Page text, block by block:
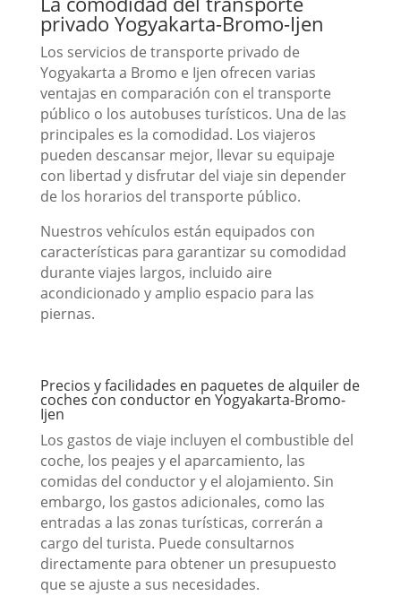
privado Yogyakarta-Bromo-Ijen
Los servicios de transporte privado de
Yogyakarta a Bromo e Ijen ofrecen varias
ventajas en comparación con el transporte
público o los autobuses turísticos. Una de las
principales es la comodidad. Los viajeros
pueden descansar mejor, llevar su equipaje
con libertad y disfrutar del viaje sin depender
de los horarios del transporte público.
Nuestros vehículos están equipados con
características para garantizar su comodidad
durante viajes largos, incluido aire
acondicionado y amplio espacio para las
piernas.
Precios y facilidades en paquetes de alquiler de
coches con conductor en Yogyakarta-Bromo-
Ijen
Los gastos de viaje incluyen el combustible del
coche, los peajes y el aparcamiento, las
comidas del conductor y el alojamiento. Sin
embargo, los gastos adicionales, como las
entradas a las zonas turísticas, correrán a
cargo del turista. Puede consultarnos
directamente para obtener un presupuesto
que se ajuste a sus necesidades.